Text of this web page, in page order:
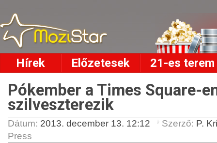
Hírek Előzetesek 21-es terem
Pókember a Times Square-
szilveszterezik
Dátum: 2013. december 13. 12:12 Szerző: P.
Press